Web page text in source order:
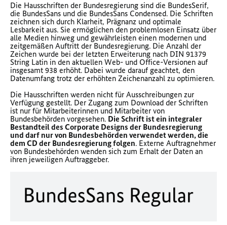
Die Hausschriften der Bundesregierung sind die BundesSerif,
die BundesSans und die BundesSans Condensed. Die Schriften
zeichnen sich durch Klarheit, Prägnanz und optimale
Lesbarkeit aus. Sie ermöglichen den problemlosen Einsatz über
alle Medien hinweg und gewährleisten einen modernen und
zeitgemäßen Auftritt der Bundesregierung. Die Anzahl der
Zeichen wurde bei der letzten Erweiterung nach DIN 91379
String Latin in den aktuellen Web- und Office-Versionen auf
insgesamt 938 erhöht. Dabei wurde darauf geachtet, den
Datenumfang trotz der erhöhten Zeichenanzahl zu optimieren.
Die Hausschriften werden nicht für Ausschreibungen zur
Verfügung gestellt. Der Zugang zum Download der Schriften
ist nur für Mitarbeiterinnen und Mitarbeiter von
Bundesbehörden vorgesehen. Die Schrift ist ein integraler
Bestandteil des Corporate Designs der Bundesregierung
und darf nur von Bundesbehörden verwendet werden, die
dem CD der Bundesregierung folgen. Externe Auftragnehmer
von Bundesbehörden wenden sich zum Erhalt der Daten an
ihren jeweiligen Auftraggeber.